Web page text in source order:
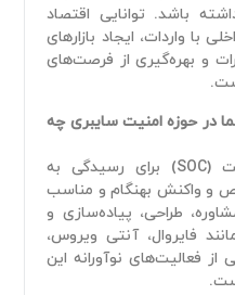
باشد. توانایی اقتصاد
با واردات، ایجاد بازارهای
و بهره‌گیری از فرصت‌های
در حوزه امنیت سایبری چه
پیاده‌سازی مرکز عملیات امنیت (SOC) برای رسیدگی به
و واکنش بهنگام و مناسب
طراحی، پیاده‌سازی و
فایروال، آنتی ویروس،
فعالیت‌های نوآورانه این